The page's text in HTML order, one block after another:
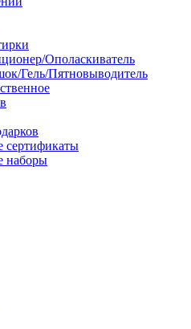
Ополаскиватель
Гель/Пятновыводитель
сертификаты
наборы